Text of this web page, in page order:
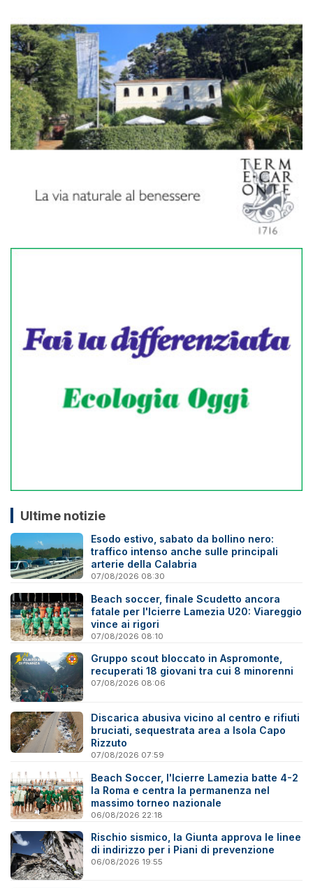
Ultime notizie
Esodo estivo, sabato da bollino nero:
traffico intenso anche sulle principali
arterie della Calabria
07/08/2026 08:30
Beach soccer, finale Scudetto ancora
fatale per l'Icierre Lamezia U20: Viareggio
vince ai rigori
07/08/2026 08:10
Gruppo scout bloccato in Aspromonte,
recuperati 18 giovani tra cui 8 minorenni
07/08/2026 08:06
Discarica abusiva vicino al centro e rifiuti
bruciati, sequestrata area a Isola Capo
Rizzuto
07/08/2026 07:59
Beach Soccer, l'Icierre Lamezia batte 4-2
la Roma e centra la permanenza nel
massimo torneo nazionale
06/08/2026 22:18
Rischio sismico, la Giunta approva le linee
di indirizzo per i Piani di prevenzione
06/08/2026 19:55